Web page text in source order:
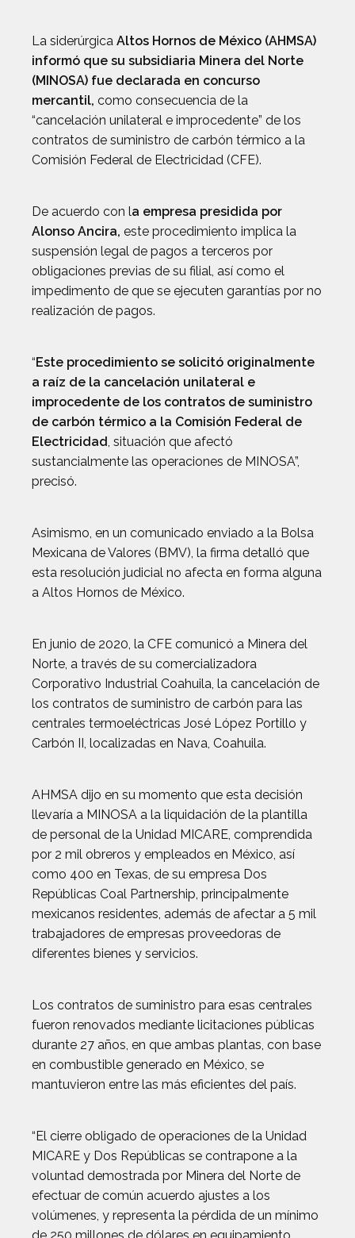
La siderúrgica Altos Hornos de México (AHMSA)
informó que su subsidiaria Minera del Norte
(MINOSA) fue declarada en concurso
mercantil, como consecuencia de la
“cancelación unilateral e improcedente” de los
contratos de suministro de carbón térmico a la
Comisión Federal de Electricidad (CFE).
De acuerdo con la empresa presidida por
Alonso Ancira, este procedimiento implica la
suspensión legal de pagos a terceros por
obligaciones previas de su filial, así como el
impedimento de que se ejecuten garantías por no
realización de pagos.
“Este procedimiento se solicitó originalmente
a raíz de la cancelación unilateral e
improcedente de los contratos de suministro
de carbón térmico a la Comisión Federal de
Electricidad, situación que afectó
sustancialmente las operaciones de MINOSA”,
precisó.
Asimismo, en un comunicado enviado a la Bolsa
Mexicana de Valores (BMV), la firma detalló que
esta resolución judicial no afecta en forma alguna
a Altos Hornos de México.
En junio de 2020, la CFE comunicó a Minera del
Norte, a través de su comercializadora
Corporativo Industrial Coahuila, la cancelación de
los contratos de suministro de carbón para las
centrales termoeléctricas José López Portillo y
Carbón II, localizadas en Nava, Coahuila.
AHMSA dijo en su momento que esta decisión
llevaría a MINOSA a la liquidación de la plantilla
de personal de la Unidad MICARE, comprendida
por 2 mil obreros y empleados en México, así
como 400 en Texas, de su empresa Dos
Repúblicas Coal Partnership, principalmente
mexicanos residentes, además de afectar a 5 mil
trabajadores de empresas proveedoras de
diferentes bienes y servicios.
Los contratos de suministro para esas centrales
fueron renovados mediante licitaciones públicas
durante 27 años, en que ambas plantas, con base
en combustible generado en México, se
mantuvieron entre las más eficientes del país.
“El cierre obligado de operaciones de la Unidad
MICARE y Dos Repúblicas se contrapone a la
voluntad demostrada por Minera del Norte de
efectuar de común acuerdo ajustes a los
volúmenes, y representa la pérdida de un mínimo